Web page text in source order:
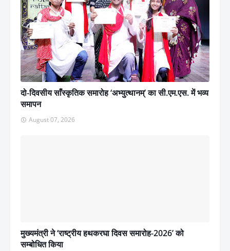
दो-दिवसीय साँस्कृतिक समारोह ‘अभ्युत्थानम्’ का सी.एम.एस. में भव्य
समापन
August 07, 2026
मुख्यमंत्री ने ‘राष्ट्रीय हथकरघा दिवस समारोह-2026’ को
सम्बोधित किया